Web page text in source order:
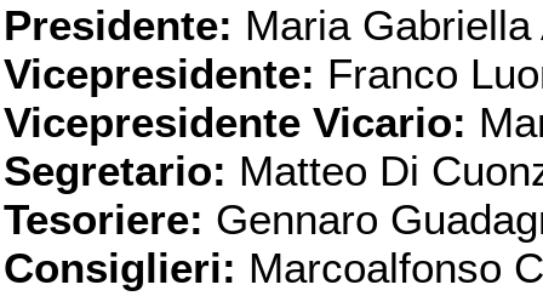
Presidente: Maria Gabriella
Vicepresidente: Franco
Vicepresidente Vicario:
Segretario: Matteo Di
Tesoriere: Gennaro
Consiglieri: Marcoalfonso